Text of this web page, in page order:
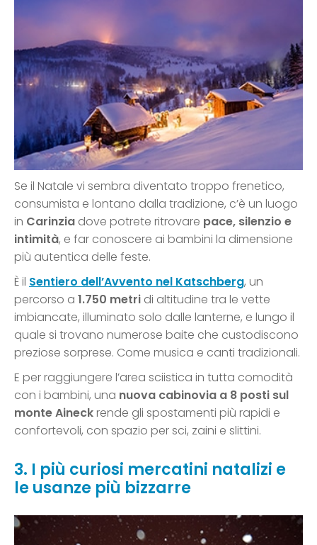
Se il Natale vi sembra diventato troppo frenetico,
consumista e lontano dalla tradizione, c’è un luogo
in Carinzia dove potrete ritrovare pace, silenzio e
intimità, e far conoscere ai bambini la dimensione
più autentica delle feste.
È il Sentiero dell’Avvento nel Katschberg, un
percorso a 1.750 metri di altitudine tra le vette
imbiancate, illuminato solo dalle lanterne, e lungo il
quale si trovano numerose baite che custodiscono
preziose sorprese. Come musica e canti tradizionali.
E per raggiungere l’area sciistica in tutta comodità
con i bambini, una nuova cabinovia a 8 posti sul
monte Aineckrende gli spostamenti più rapidi e
confortevoli, con spazio per sci, zaini e slittini.
3. I più curiosi mercatini natalizi e
le usanze più bizzarre